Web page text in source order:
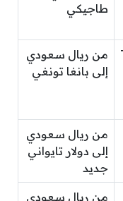
طاجيكي
من ريال سعودي
إلى بانغا تونغي
من ريال سعودي
إلى دولار تايواني
جديد
من ريال سعودي